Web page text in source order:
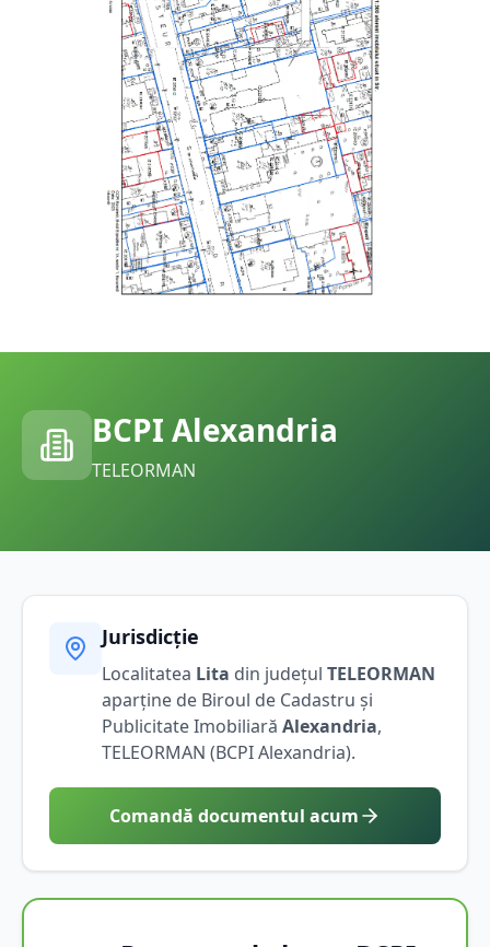
BCPI Alexandria
TELEORMAN
Jurisdicție
Localitatea Lita din județul TELEORMAN
aparține de Biroul de Cadastru și
Publicitate Imobiliară Alexandria,
TELEORMAN (BCPIAlexandria).
Comandă documentul acum